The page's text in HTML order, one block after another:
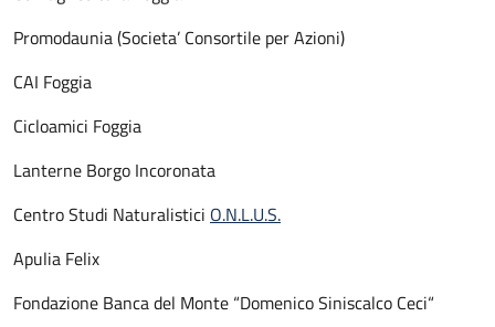
Promodaunia (Societa’ Consortile per Azioni)
CAI Foggia
Cicloamici Foggia
Lanterne Borgo Incoronata
Centro Studi Naturalistici O.N.L.U.S.
Apulia Felix
Fondazione Banca del Monte “Domenico Siniscalco Ceci“